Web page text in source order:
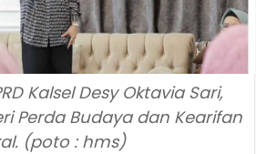
Kalsel Desy Oktavia Sari,
Perda Budaya dan Kearifan
(poto : hms)